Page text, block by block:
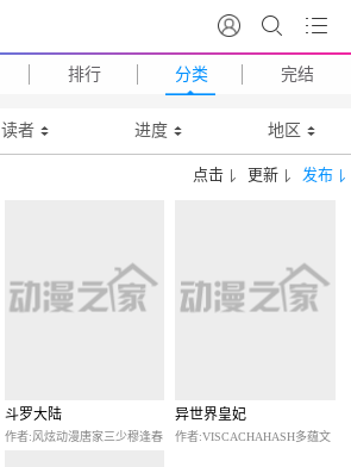
排行 分类 完结
读者 进度 地区
发布
更新
点击
斗罗大陆
作者:风炫动漫唐家三少穆逢春
异世界皇妃
作者:VISCACHAHASH多蕴文